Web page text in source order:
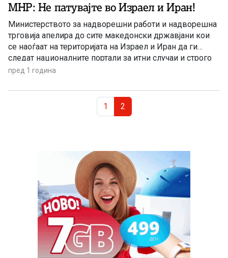
МНР: Не патувајте во Израел и Иран!
Министерството за надворешни работи и надворешна
трговија апелира до сите македонски државјани кои
се наоѓаат на територијата на Израел и Иран да ги
следат националните портали за итни случаи и строго
да постапуваат согласно упатствата на надлежните
државјани да се воздржат од било какви патувања
пред 1 година
Page
1 Current Page
2